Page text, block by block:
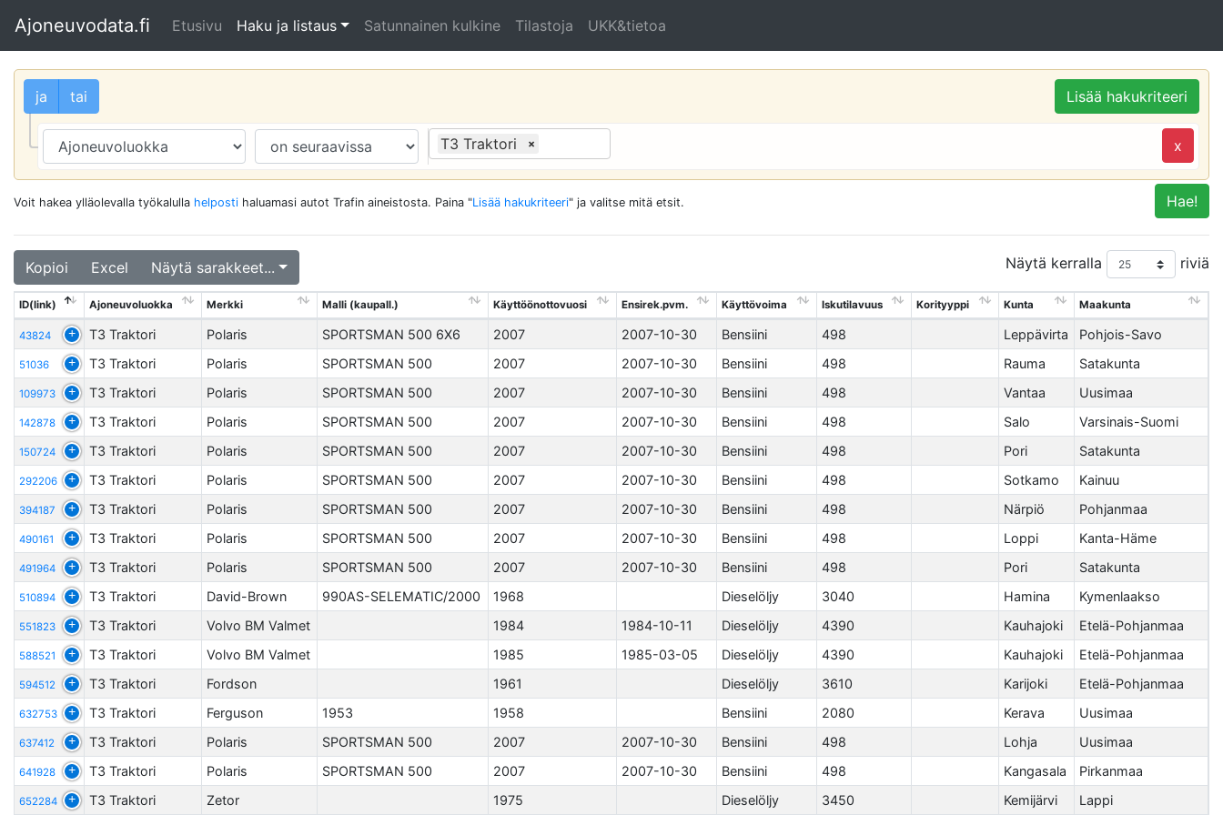
Ajoneuvodata.fi Etusivu Haku ja listaus Satunnainen kulkine Tilastoja UKK&tietoa
Lisää hakukriteeri
ja tai
x
T3 Traktori ×
Hae!
Voit hakea ylläolevalla työkalulla helposti haluamasi autot Trafin aineistosta. Paina "Lisää hakukriteeri" ja valitse mitä etsit.
Kopioi Excel Näytä sarakkeet... Näytä kerralla riviä
ID(link) Ajoneuvoluokka Merkki Malli (kaupall.) Käyttöönottovuosi Ensirek.pvm. Käyttövoima Iskutilavuus Korityyppi Kunta Maakunta
43824 T3 Traktori Polaris SPORTSMAN 500 6X6 2007 2007-10-30 Bensiini 498 Leppävirta Pohjois-Savo
51036 T3 Traktori Polaris SPORTSMAN 500 2007 2007-10-30 Bensiini 498 Rauma Satakunta
109973 T3 Traktori Polaris SPORTSMAN 500 2007 2007-10-30 Bensiini 498 Vantaa Uusimaa
142878 T3 Traktori Polaris SPORTSMAN 500 2007 2007-10-30 Bensiini 498 Salo Varsinais-Suomi
150724 T3 Traktori Polaris SPORTSMAN 500 2007 2007-10-30 Bensiini 498 Pori Satakunta
292206 T3 Traktori Polaris SPORTSMAN 500 2007 2007-10-30 Bensiini 498 Sotkamo Kainuu
394187 T3 Traktori Polaris SPORTSMAN 500 2007 2007-10-30 Bensiini 498 Närpiö Pohjanmaa
490161 T3 Traktori Polaris SPORTSMAN 500 2007 2007-10-30 Bensiini 498 Loppi Kanta-Häme
491964 T3 Traktori Polaris SPORTSMAN 500 2007 2007-10-30 Bensiini 498 Pori Satakunta
510894 T3 Traktori David-Brown 990AS-SELEMATIC/2000 1968 Dieselöljy 3040 Hamina Kymenlaakso
551823 T3 Traktori Volvo BM Valmet 1984 1984-10-11 Dieselöljy 4390 Kauhajoki Etelä-Pohjanmaa
588521 T3 Traktori Volvo BM Valmet 1985 1985-03-05 Dieselöljy 4390 Kauhajoki Etelä-Pohjanmaa
594512 T3 Traktori Fordson 1961 Dieselöljy 3610 Karijoki Etelä-Pohjanmaa
632753 T3 Traktori Ferguson 1953 1958 Bensiini 2080 Kerava Uusimaa
637412 T3 Traktori Polaris SPORTSMAN 500 2007 2007-10-30 Bensiini 498 Lohja Uusimaa
641928 T3 Traktori Polaris SPORTSMAN 500 2007 2007-10-30 Bensiini 498 Kangasala Pirkanmaa
652284 T3 Traktori Zetor 1975 Dieselöljy 3450 Kemijärvi Lappi